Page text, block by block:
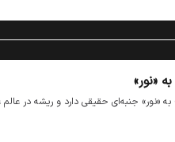
«نور»
«نور» جنبه‌ای حقیقی دارد و ریشه در